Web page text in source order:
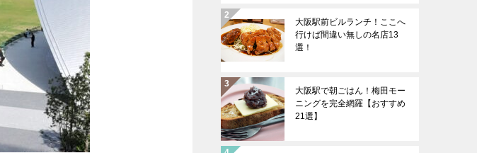
大阪駅前ビルランチ！ここへ
行けば間違い無しの名店13
選！
大阪駅で朝ごはん！梅田モー
ニングを完全網羅【おすすめ
21選】